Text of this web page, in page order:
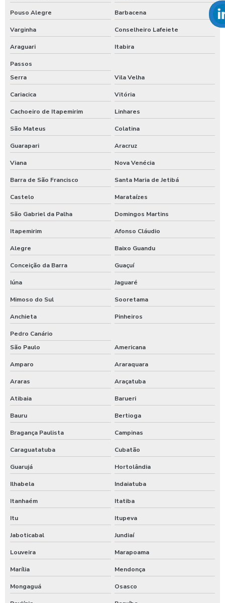
Pouso Alegre Barbacena
Varginha Conselheiro Lafeiete
Araguari Itabira
Passos
Serra
Vila Velha
Cariacica Vitória
Cachoeiro de Itapemirim Linhares
São Mateus Colatina
Guarapari Aracruz
Viana Nova Venécia
Barra de São Francisco Santa Maria de Jetibá
Castelo Marataízes
São Gabriel da Palha Domingos Martins
Itapemirim Afonso Cláudio
Alegre Baixo Guandu
Conceição da Barra Guaçuí
Iúna Jaguaré
Mimoso do Sul Sooretama
Anchieta Pinheiros
Pedro Canário
São Paulo
Americana
Amparo Araraquara
Araras Araçatuba
Atibaia Barueri
Bauru Bertioga
Bragança Paulista Campinas
Caraguatatuba Cubatão
Guarujá Hortolândia
Ilhabela Indaiatuba
Itanhaém Itatiba
Itu Itupeva
Jaboticabal Jundiaí
Louveira Marapoama
Marília Mendonça
Mongaguá Osasco